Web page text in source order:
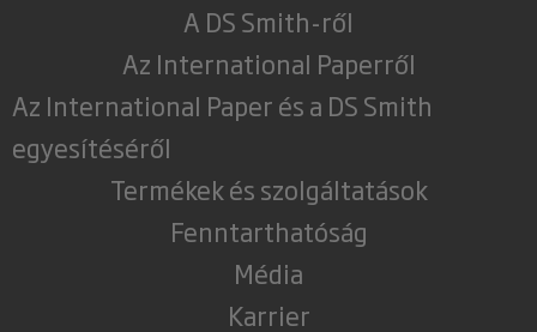
A DS Smith-ről
Az International Paperről
Az International Paper és a DS Smith
egyesítéséről
Termékek és szolgáltatások
Fenntarthatóság
Média
Karrier